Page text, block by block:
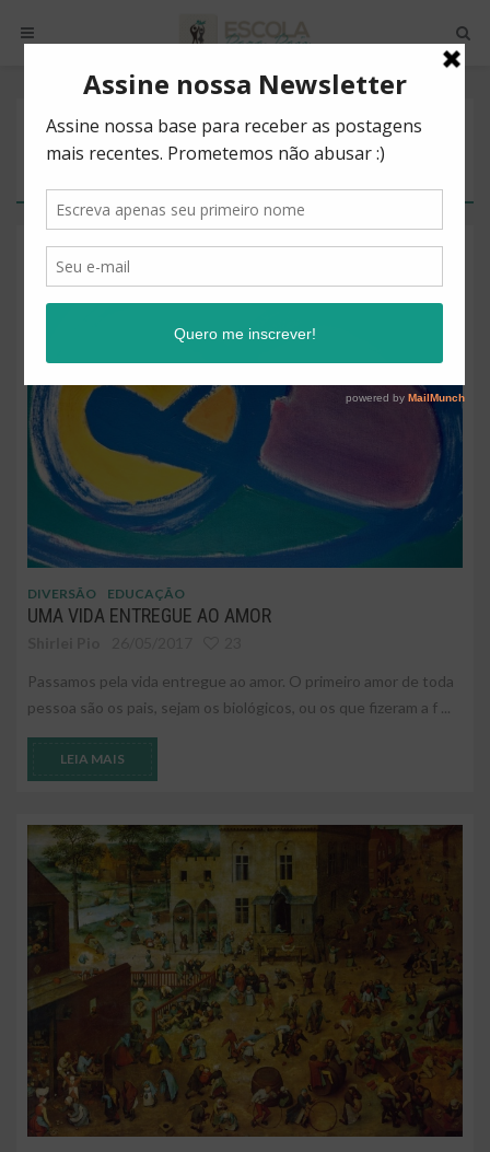
POSTS BY TAG
ENSINAR
DIVERSÃO EDUCAÇÃO
UMA VIDA ENTREGUE AO AMOR
Passamos pela vida entregue ao amor. O primeiro amor de toda
pessoa são os pais, sejam os biológicos, ou os que fizeram a f ...
LEIA MAIS